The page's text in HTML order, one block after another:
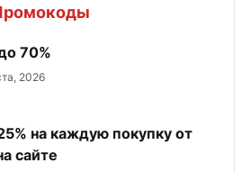
70%
2026
на каждую покупку от
сайте